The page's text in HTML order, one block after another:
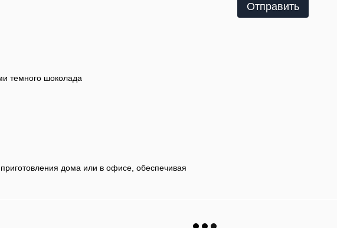
темного шоколада
дома или в офисе, обеспечивая
Отправить